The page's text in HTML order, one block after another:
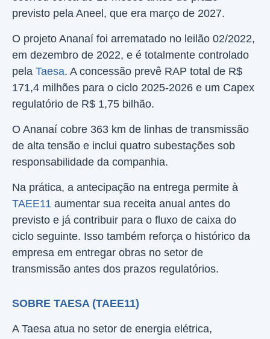
previsto pela Aneel, que era março de 2027.
O projeto Ananaí foi arrematado no leilão 02/2022,
em dezembro de 2022, e é totalmente controlado
pela Taesa. A concessão prevê RAP total de R$
171,4 milhões para o ciclo 2025-2026 e um Capex
regulatório de R$ 1,75 bilhão.
O Ananaí cobre 363 km de linhas de transmissão
de alta tensão e inclui quatro subestações sob
responsabilidade da companhia.
Na prática, a antecipação na entrega permite à
TAEE11 aumentar sua receita anual antes do
previsto e já contribuir para o fluxo de caixa do
ciclo seguinte. Isso também reforça o histórico da
empresa em entregar obras no setor de
transmissão antes dos prazos regulatórios.
SOBRE TAESA (TAEE11)
A Taesa atua no setor de energia elétrica,